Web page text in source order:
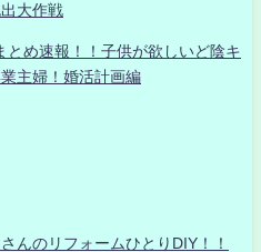
大作戦
とめ速報！！子供が欲しいど陰キ
主婦！婚活計画編
んのリフォームひとりDIY！！